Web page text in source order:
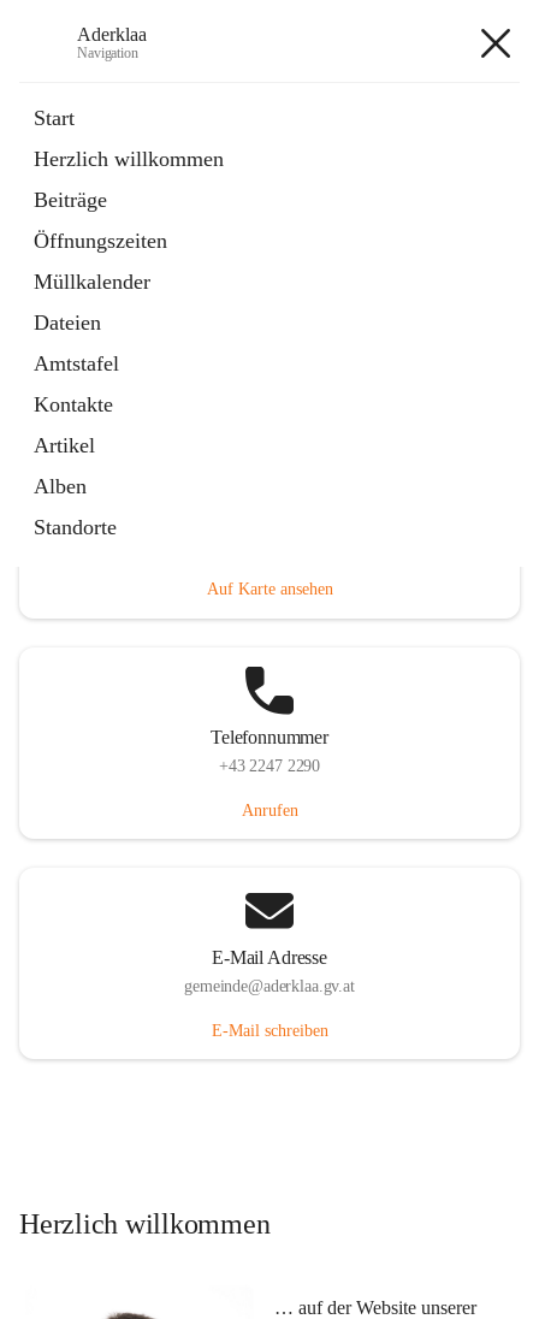
Aderklaa
Navigation
Start
Herzlich willkommen
Beiträge
Öffnungszeiten
Müllkalender
Dateien
Amtstafel
Kontakte
Artikel
Alben
Standorte
6 Schnellzugriffe
Gemeinde
3 Schnellzugriffe
Auf Karte ansehen
Telefonnummer
+43 2247 2290
Anrufen
E-Mail Adresse
gemeinde@aderklaa.gv.at
E-Mail schreiben
Herzlich willkommen
… auf der Website unserer